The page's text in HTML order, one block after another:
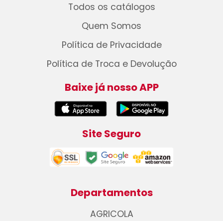
Todos os catálogos
Quem Somos
Política de Privacidade
Política de Troca e Devolução
Baixe já nosso APP
Site Seguro
Departamentos
AGRICOLA